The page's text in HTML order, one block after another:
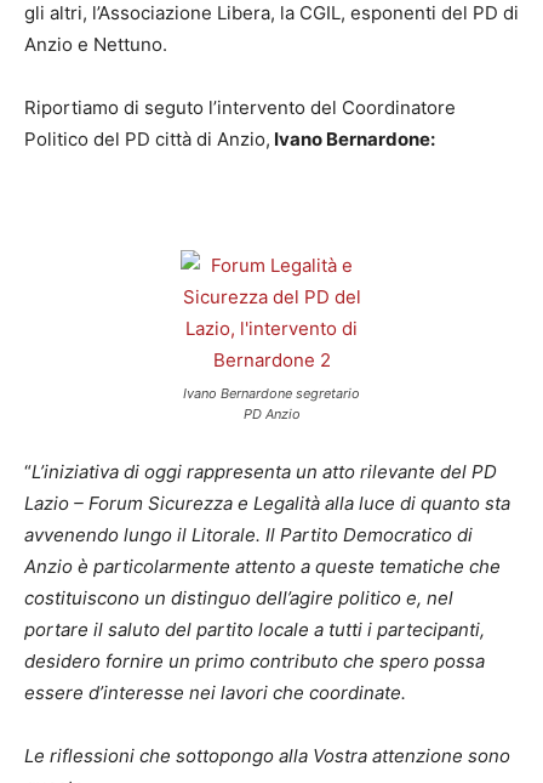
gli altri, l’Associazione Libera, la CGIL, esponenti del PD di
Anzio e Nettuno.
Riportiamo di seguto l’intervento del Coordinatore
Politico del PD città di Anzio, Ivano Bernardone:
Ivano Bernardone segretario
PD Anzio
“L’iniziativa di oggi rappresenta un atto rilevante del PD
Lazio – Forum Sicurezza e Legalità alla luce di quanto sta
avvenendo lungo il Litorale. Il Partito Democratico di
Anzio è particolarmente attento a queste tematiche che
costituiscono un distinguo dell’agire politico e, nel
portare il saluto del partito locale a tutti i partecipanti,
desidero fornire un primo contributo che spero possa
essere d’interesse nei lavori che coordinate.
Le riflessioni che sottopongo alla Vostra attenzione sono